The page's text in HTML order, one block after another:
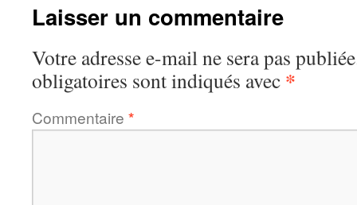
Laisser un commentaire
Votre adresse e-mail ne sera pas
obligatoires sont indiqués avec *
Commentaire *